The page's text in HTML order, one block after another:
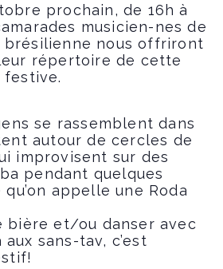
prochain, de 16h à
musicien-nes de
brésilienne nous offriront
répertoire de cette
festive.
se rassemblent dans
autour de cercles de
improvisent sur des
pendant quelques
qu’on appelle une Roda
bière et/ou danser avec
sans-tav, c’est